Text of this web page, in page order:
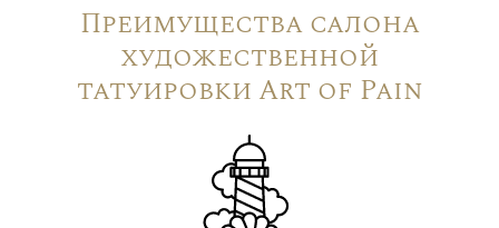
Преимущества салона
художественной
татуировки Art of Pain